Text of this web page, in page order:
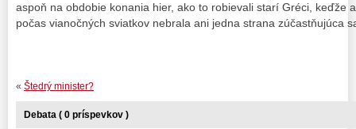
aspoň na obdobie konania hier, ako to robievali starí Gréci, keďže
počas vianočných sviatkov nebrala ani jedna strana zúčastňujúca
« Štedrý minister?
Debata ( 0 príspevkov )